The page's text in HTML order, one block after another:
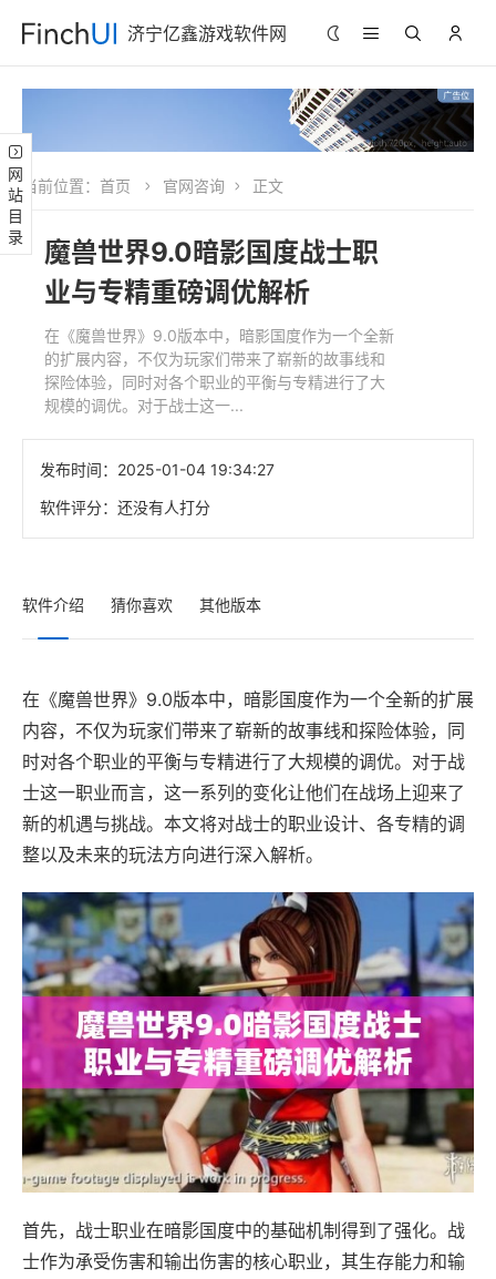
济宁亿鑫游戏软件网
网站目录 当前位置： 首页 官网咨询 正文
魔兽世界9.0暗影国度战士职
业与专精重磅调优解析
在《魔兽世界》9.0版本中，暗影国度作为一个全新
的扩展内容，不仅为玩家们带来了崭新的故事线和
探险体验，同时对各个职业的平衡与专精进行了大
规模的调优。对于战士这一...
发布时间： 2025-01-04 19:34:27
软件评分： 还没有人打分
软件介绍 猜你喜欢 其他版本
在《魔兽世界》9.0版本中，暗影国度作为一个全新的扩展
内容，不仅为玩家们带来了崭新的故事线和探险体验，同
时对各个职业的平衡与专精进行了大规模的调优。对于战
士这一职业而言，这一系列的变化让他们在战场上迎来了
新的机遇与挑战。本文将对战士的职业设计、各专精的调
整以及未来的玩法方向进行深入解析。
首先，战士职业在暗影国度中的基础机制得到了强化。战
士作为承受伤害和输出伤害的核心职业，其生存能力和输